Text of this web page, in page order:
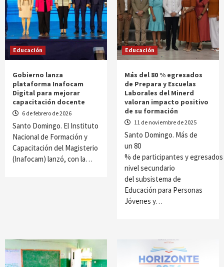
Educación
Gobierno lanza
plataforma Inafocam
Digital para mejorar
capacitación docente
6 de febrero de 2026
Santo Domingo. El Instituto
Nacional de Formación y
Capacitación del Magisterio
(Inafocam) lanzó, con la…
Educación
Más del 80 % egresados
de Prepara y Escuelas
Laborales del Minerd
valoran impacto positivo
de su formación
11 de noviembre de 2025
Santo Domingo. Más de
un 80
% de participantes y
nivel secundario
del subsistema de
Educación para Personas
Jóvenes y…